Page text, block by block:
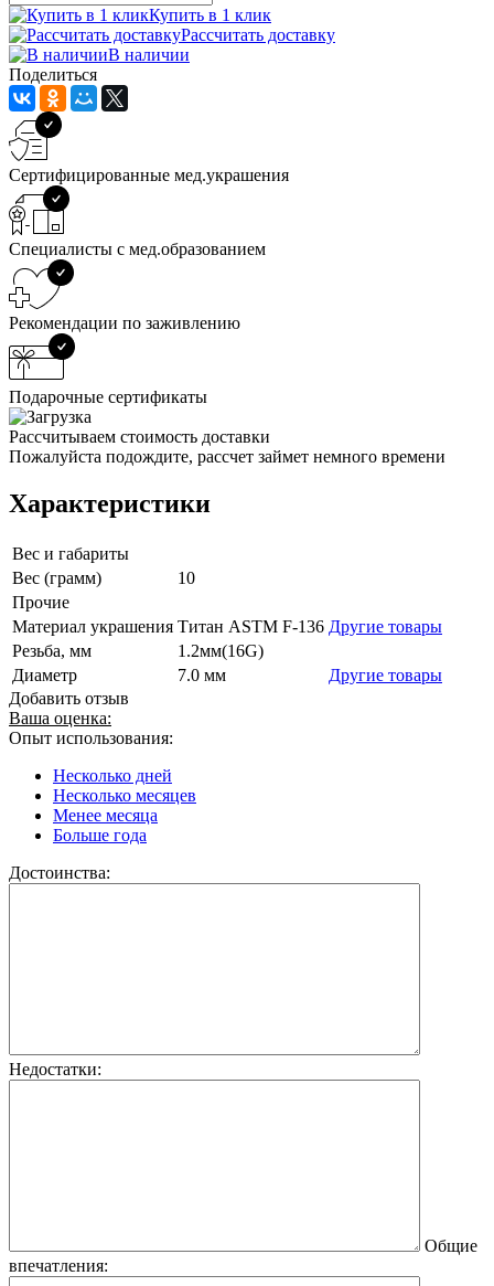
Купить в 1 клик
Рассчитать доставку
В наличии
Поделиться
Сертифицированные мед.украшения
Специалисты с мед.образованием
Рекомендации по заживлению
Подарочные сертификаты
Рассчитываем стоимость доставки
Пожалуйста подождите, рассчет займет немного времени
Характеристики
Вес и габариты
Вес (грамм)
10
Прочие
Материал украшения Титан ASTM F-136 Другие товары
Резьба, мм
1.2мм(16G)
Диаметр
7.0 мм
Другие товары
Добавить отзыв
Ваша оценка:
Опыт использования:
Несколько дней
Несколько месяцев
Менее месяца
Больше года
Достоинства:
Недостатки:
Общие
впечатления: